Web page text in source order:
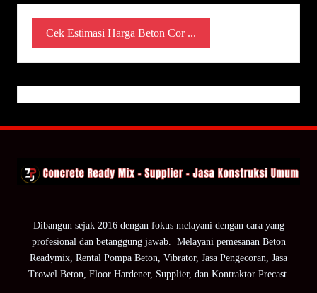
Cek Estimasi Harga Beton Cor ...
Dibangun sejak 2016 dengan fokus melayani dengan cara yang
profesional dan betanggung jawab. Melayani pemesanan Beton
Readymix, Rental Pompa Beton, Vibrator, Jasa Pengecoran, Jasa
Trowel Beton, Floor Hardener, Supplier, dan Kontraktor Precast.